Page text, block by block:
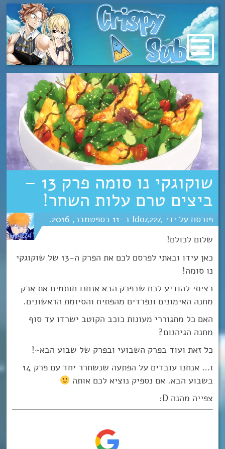
מעבר
לתוכן
שוקוגקי נו סומה פרק 13 –
ביצים טרם עלות השחר!
Ido4224
11 ספטמבר 2016
שלום לכולם!
כאן עידו ובאתי לפרסם לכם את הפרק ה-13 של שוקוגקי
נו סומה!
רציתי להודיע לכם שבפרק הבא אנחנו חותמים את ארק
מחנה האימונים ונפרדים מהפתיח והסיומת הראשונים.
האם כל מתגוררי מעונות כוכב הקוטב ישרדו עד סוף
מחנה הגיהנום?
כל זאת ועוד בפרק השבועי ובפרק של שבוע הבא~!
ו… אנחנו עובדים על הפתעה שנשחרר יחד עם פרק 14
בשבוע הבא. אם נספיק נוציא לכם אותה
צפייה מהנה D: